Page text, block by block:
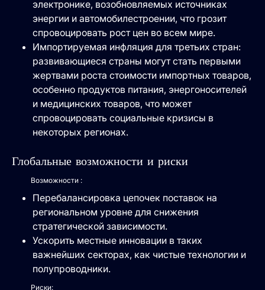
электронике, возобновляемых источниках
энергии и автомобилестроении, что грозит
спровоцировать рост цен во всем мире.
Импортируемая инфляция для третьих стран:
развивающиеся страны могут стать первыми
жертвами роста стоимости импортных товаров,
особенно продуктов питания, энергоносителей
и медицинских товаров, что может
спровоцировать социальные кризисы в
некоторых регионах.
Глобальные возможности и риски
Возможности :
Перебалансировка цепочек поставок на
региональном уровне для снижения
стратегической зависимости.
Ускорить местные инновации в таких
важнейших секторах, как чистые технологии и
полупроводники.
Риски: